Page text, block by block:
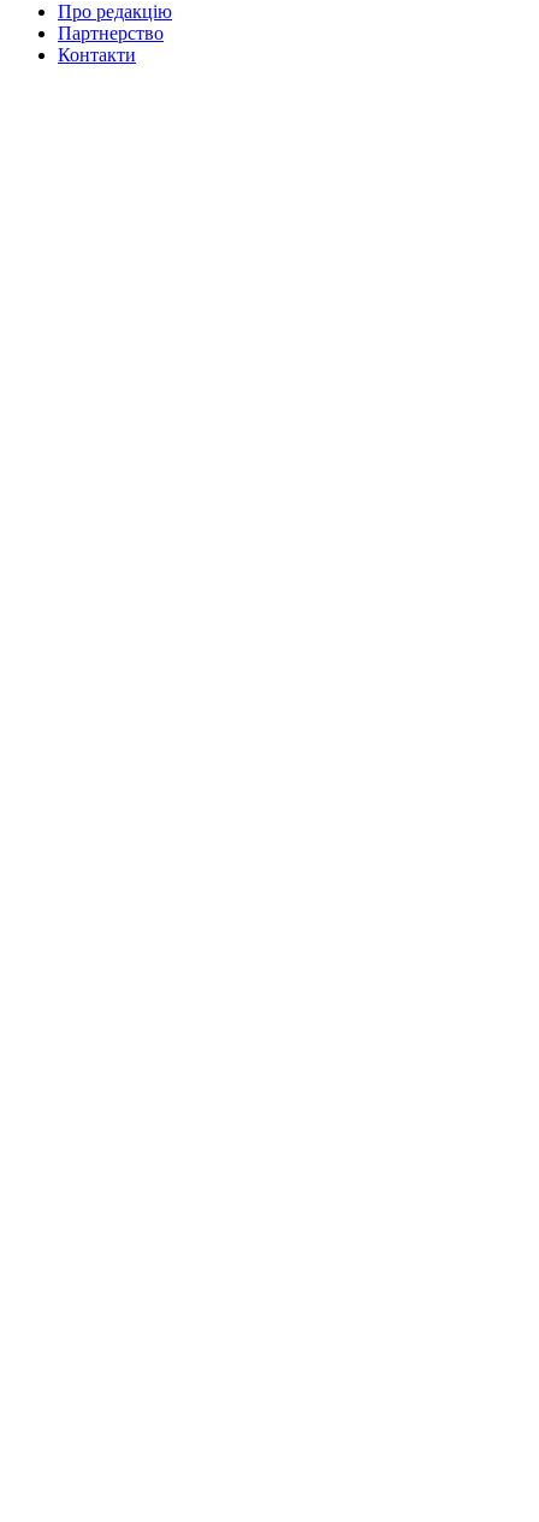
Про редакцію
Партнерство
Контакти